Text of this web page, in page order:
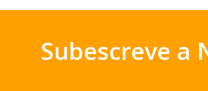
Subescreve a